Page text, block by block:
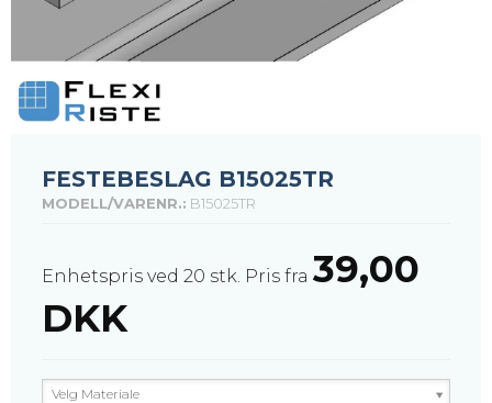
FESTEBESLAG B15025TR
MODELL/VARENR.: B15025TR
Enhetspris ved 20 stk. Pris fra 39,00
DKK
Velg Materiale